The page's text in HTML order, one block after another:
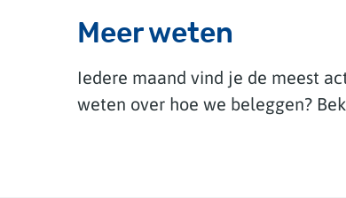
Meer weten
Iedere maand vind je de meest
weten over hoe we beleggen?